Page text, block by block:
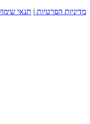
מדיניות הפרטיות | תנאי